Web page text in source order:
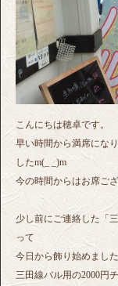
こんにちは穂卓です。
早い時間から満席にな
したm(_ _)m
今の時間からはお席ご
少し前にご連絡した「
って
今日から飾り始めまし
三田線バル用の2000円